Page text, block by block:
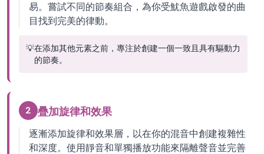
易。嘗試不同的節奏組合，為你受魷魚遊戲啟發的曲
目找到完美的律動。
💡在添加其他元素之前，專注於創建一個一致且具有驅動力
的節奏。
2 疊加旋律和效果
逐漸添加旋律和效果層，以在你的混音中創建複雜性
和深度。使用靜音和單獨播放功能來隔離聲音並完善